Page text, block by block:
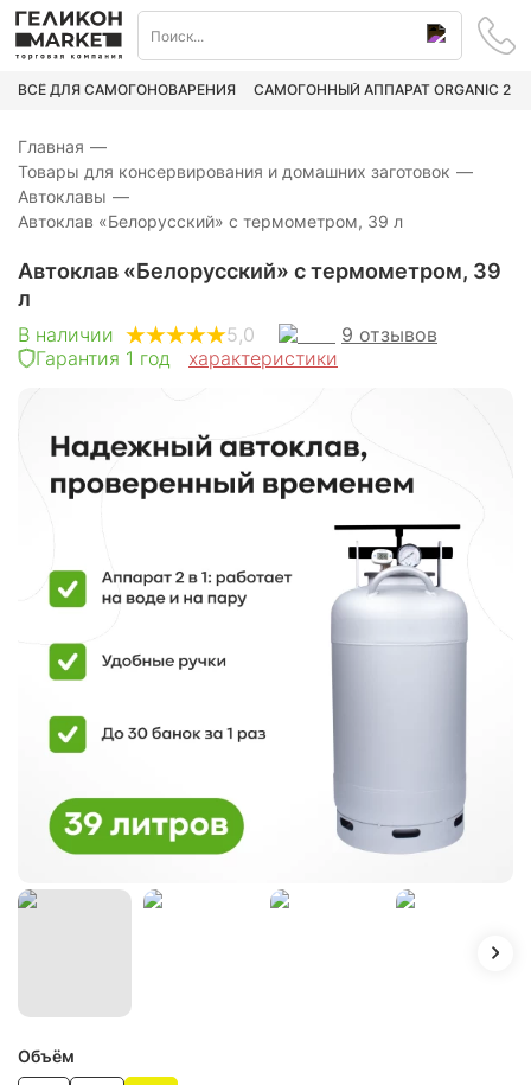
ВСЁ ДЛЯ САМОГОНОВАРЕНИЯ САМОГОННЫЙ АППАРАТ ORGANIC 2
Главная —
Товары для консервирования и домашних заготовок —
Автоклавы —
Автоклав «Белорусский» с термометром, 39 л
Автоклав «Белорусский» с термометром, 39
л
В наличии 5,0 9 отзывов
Гарантия 1 год
характеристики
Объём